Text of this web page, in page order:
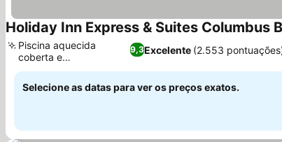
Holiday Inn Express & Suites Columbus
9,3Excelente (2.553
Piscina aquecida
coberta e
hidromassagem
Selecione as datas para ver os preços exatos.